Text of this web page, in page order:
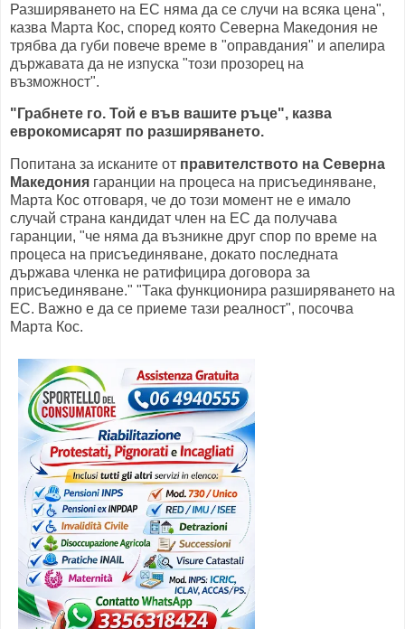
Разширяването на ЕС няма да се случи на всяка цена",
казва Марта Кос, според която Северна Македония не
трябва да губи повече време в "оправдания" и апелира
държавата да не изпуска "този прозорец на
възможност".
"Грабнете го. Той е във вашите ръце", казва
еврокомисарят по разширяването.
Попитана за исканите от правителството на Северна
Македония гаранции на процеса на присъединяване,
Марта Кос отговаря, че до този момент не е имало
случай страна кандидат член на ЕС да получава
гаранции, "че няма да възникне друг спор по време на
процеса на присъединяване, докато последната
държава членка не ратифицира договора за
присъединяване." "Така функционира разширяването на
ЕС. Важно е да се приеме тази реалност", посочва
Марта Кос.